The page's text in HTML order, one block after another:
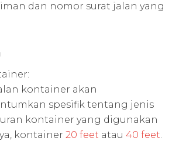
dan nomor surat jalan yang
kontainer akan
spesifik tentang jenis
kontainer yang digunakan
kontainer 20 feet atau 40 feet.